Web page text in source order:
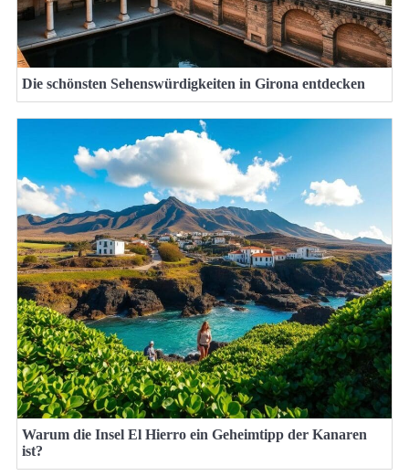
Die schönsten Sehenswürdigkeiten in Girona entdecken
Warum die Insel El Hierro ein Geheimtipp der Kanaren
ist?